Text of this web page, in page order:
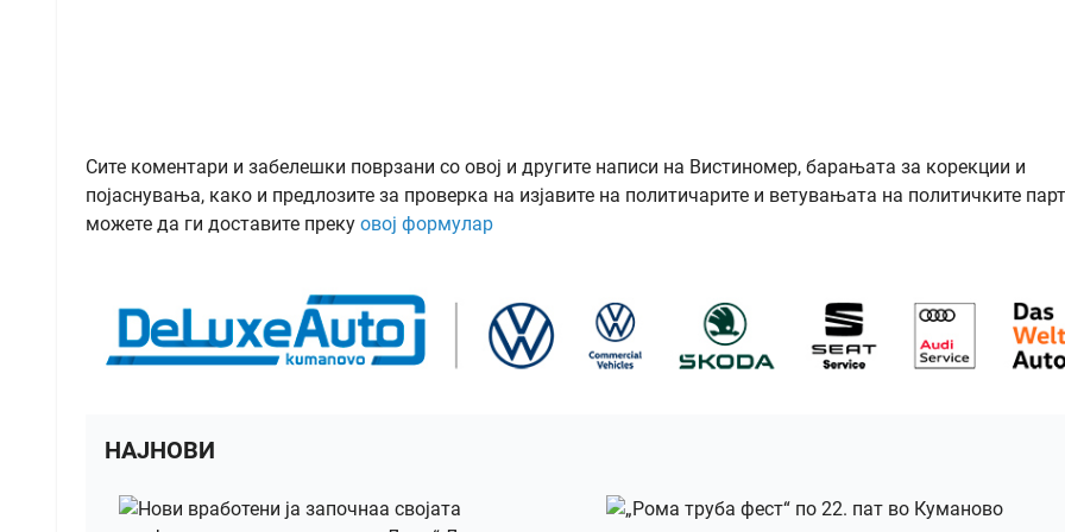
Сите коментари и забелешки поврзани со овој и другите написи на Вистиномер, барањата за корекции и
појаснувања, како и предлозите за проверка на изјавите на политичарите и ветувањата на политичките
можете да ги доставите преку овој формулар
НАЈНОВИ